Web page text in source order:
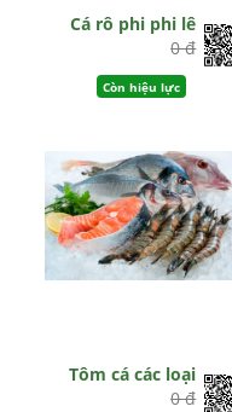
Cá rô phi phi lê
0 đ
Còn hiệu lực
Tôm cá các loại
0 đ